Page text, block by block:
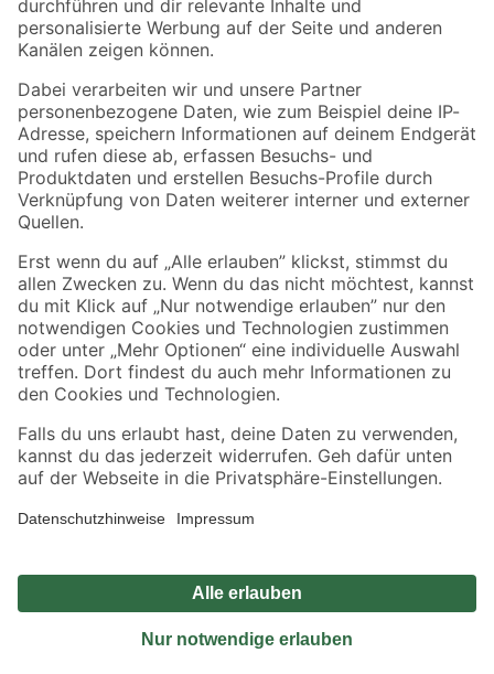
Folge uns
Zahlungsarten Versandarten
Sicher einkaufen
Jetzt die toom-App herunterladen
Alle Preisangaben in EUR inkl. gesetzl. MwSt.. Die dargestellten Angebote sind unter
Umständen nicht in allen Märkten verfügbar. Die angegebenen Verfügbarkeiten beziehen
Produkte nur solange der Vorrat reicht.
*Paketversand ab 59 € versandkostenfrei, gilt nicht für Artikel mit Speditionsversand, hier
Privatsphäre Impressum
Nutzungsbedingungen
Widerrufsrecht
Vertrag widerrufen